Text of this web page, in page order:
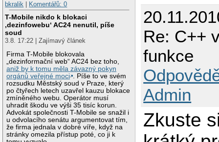
bkralik
Komentářů: 0
T-Mobile nikdo k blokaci
‚dezinfowebu‘ AC24 nenutil, píše
soud
3.8. 17:22 | Zajímavý článek
Firma T-Mobile blokovala
„dezinformační web“ AC24 bez toho,
aniž by k tomu měla závazný pokyn
orgánů veřejné moci . Píše to ve svém
rozsudku Městský soud v Praze, který
po čtyřech letech uzavřel kauzu blokace
zmíněného webu. Operátor musí
uhradit škodu ve výši 35 tisíc korun.
Advokát společnosti T-Mobile se snažil i
u odvolacího senátu argumentovat tím,
že firma jednala v dobré víře, když na
stránky omezila přístup poté, co ji k
Re: C++
funkce
Admin
Zkuste